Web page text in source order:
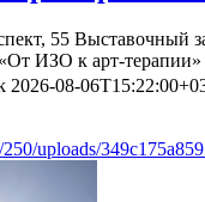
55 Выставочный
ИЗО к арт-
2026-08-
uploads/